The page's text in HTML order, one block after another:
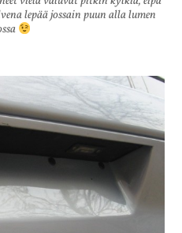
lepää jossain puun alla lumen